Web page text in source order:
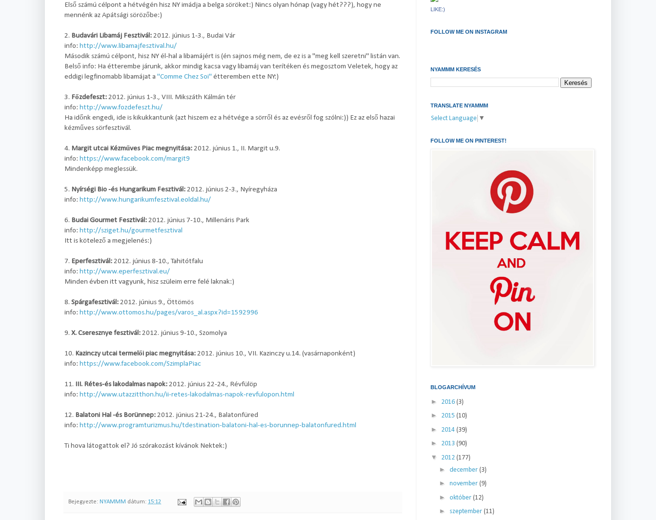
Első számú célpont a hétvégén hisz NY imádja a belga söröket:) Nincs olyan hónap (vagy hét???), hogy ne
mennénk az Apátsági sörözőbe:)
2. Budavári Libamáj Fesztivál:2012. június 1-3., Budai Vár
info: http://www.libamajfesztival.hu/
Második számú célpont, hisz NY él-hal a libamájért is (én sajnos még nem, de ez is a "meg kell szeretni" listán van.
Belső info: Ha étterembe járunk, akkor mindig kacsa vagy libamáj van terítéken és megosztom Veletek, hogy az
eddigi legfinomabb libamájat a "Comme Chez Soi" étteremben ette NY:)
3. Főzdefeszt:2012. június 1-3., VIII. Mikszáth Kálmán tér
info: http://www.fozdefeszt.hu/
Ha időnk engedi, ide is kikukkantunk (azt hiszem ez a hétvége a sörről és az evésről fog szólni:)) Ez az első hazai
kézműves sörfesztivál.
4. Margit utcai Kézműves Piac megnyitása:2012. június 1., II. Margit u.9.
info: https://www.facebook.com/margit9
Mindenképp meglessük.
5. Nyírségi Bio -és Hungarikum Fesztivál:2012. június 2-3., Nyíregyháza
info: http://www.hungarikumfesztival.eoldal.hu/
6. Budai Gourmet Fesztivál:2012. június 7-10., Millenáris Park
info: http://sziget.hu/gourmetfesztival
Itt is kötelező a megjelenés:)
7. Eperfesztivál:2012. június 8-10., Tahitótfalu
info: http://www.eperfesztival.eu/
Minden évben itt vagyunk, hisz szüleim erre felé laknak:)
8. Spárgafesztivál:2012. június 9., Öttömös
info: http://www.ottomos.hu/pages/varos_al.aspx?id=1592996
9. X. Cseresznye fesztivál:2012. június 9-10., Szomolya
10. Kazinczy utcai termelői piac megnyitása:2012. június 10., VII. Kazinczy u.14. (vasárnaponként)
info: https://www.facebook.com/SzimplaPiac
11. III. Rétes-és lakodalmas napok:2012. június 22-24., Révfülöp
info: http://www.utazzitthon.hu/ii-retes-lakodalmas-napok-revfulopon.html
12. Balatoni Hal -és Borünnep:2012. június 21-24., Balatonfüred
info: http://www.programturizmus.hu/tdestination-balatoni-hal-es-borunnep-balatonfured.html
Ti hova látogattok el? Jó szórakozást kívánok Nektek:)
Bejegyezte: NYAMMM dátum: 15:12
LIKE:)
FOLLOW ME ON INSTAGRAM
NYAMMM KERESÉS
TRANSLATE NYAMMM
Select Language ▼
FOLLOW ME ON PINTEREST!
BLOGARCHÍVUM
► 2016 (3)
► 2015 (10)
► 2014 (39)
► 2013 (90)
▼ 2012 (177)
► december (3)
► november (9)
► október (12)
► szeptember (11)